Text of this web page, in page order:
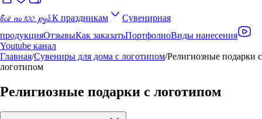
всё по 100 руб.К праздникам
Сувенирная
продукцияОтзывыКак заказатьПортфолиоВиды нанесения
Youtube канал
Главная/Сувениры для дома с логотипом/Религиозные подарки с
логотипом
Религиозные подарки с логотипом